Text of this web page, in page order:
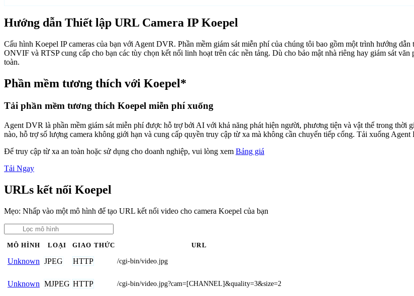
Hướng dẫn Thiết lập URL Camera IP Koepel
Cấu hình Koepel IP cameras của bạn với Agent DVR. Phần mềm giám sát miễn phí của chúng tôi bao gồm một trình hướng
ONVIF và RTSP cung cấp cho bạn các tùy chọn kết nối linh hoạt trên các nền tảng. Dù cho bảo mật nhà riêng hay giám sát
toàn.
Phần mềm tương thích với Koepel*
Tải phần mềm tương thích Koepel miễn phí xuống
Agent DVR là phần mềm giám sát miễn phí được hỗ trợ bởi AI với khả năng phát hiện người, phương tiện và vật thể trong thời
nào, hỗ trợ số lượng camera không giới hạn và cung cấp quyền truy cập từ xa mà không cần chuyển tiếp cổng. Tải xuống Agent
Để truy cập từ xa an toàn hoặc sử dụng cho doanh nghiệp, vui lòng xem Bảng giá
Tải Ngay
URLs kết nối Koepel
Mẹo: Nhấp vào một mô hình để tạo URL kết nối video cho camera Koepel của bạn
MÔ HÌNH LOẠI GIAO THỨC URL
Unknown JPEG HTTP /cgi-bin/video.jpg
Unknown MJPEG HTTP /cgi-bin/video.jpg?cam=[CHANNEL]&quality=3&size=2